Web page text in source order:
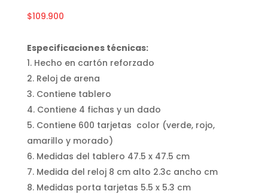
$109.900
Especificaciones técnicas:
Hecho en cartón reforzado
Reloj de arena
Contiene tablero
Contiene 4 fichas y un dado
Contiene 600 tarjetas color (verde, rojo,
amarillo y morado)
Medidas del tablero 47.5 x 47.5 cm
Medida del reloj 8 cm alto 2.3c ancho cm
Medidas porta tarjetas 5.5 x 5.3 cm